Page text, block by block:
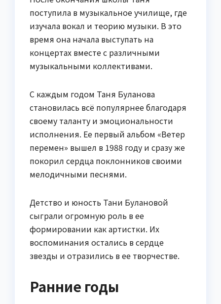
поступила в музыкальное училище, где
изучала вокал и теорию музыки. В это
время она начала выступать на
концертах вместе с различными
музыкальными коллективами.
С каждым годом Таня Буланова
становилась всё популярнее благодаря
своему таланту и эмоциональности
исполнения. Ее первый альбом «Ветер
перемен» вышел в 1988 году и сразу же
покорил сердца поклонников своими
мелодичными песнями.
Детство и юность Тани Булановой
сыграли огромную роль в ее
формировании как артистки. Их
воспоминания остались в сердце
звезды и отразились в ее творчестве.
Ранние годы